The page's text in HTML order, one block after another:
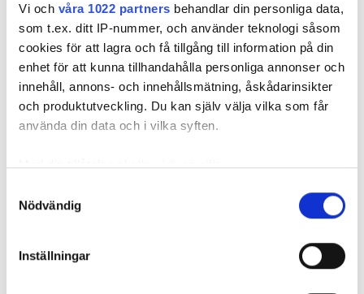
Vi och våra 1022 partners behandlar din personliga data,
som t.ex. ditt IP-nummer, och använder teknologi såsom
cookies för att lagra och få tillgång till information på din
enhet för att kunna tillhandahålla personliga annonser och
innehåll, annons- och innehållsmätning, åskådarinsikter
och produktutveckling. Du kan själv välja vilka som får
använda din data och i vilka syften.
Med din tillåtelse skulle vi även vilja:
som kan ha en noggrannhet på upp till flera meter
Ta reda på mer om hur dina personliga uppgifter
Nödvändig
Inställningar
Tystnadskultur största
problemet